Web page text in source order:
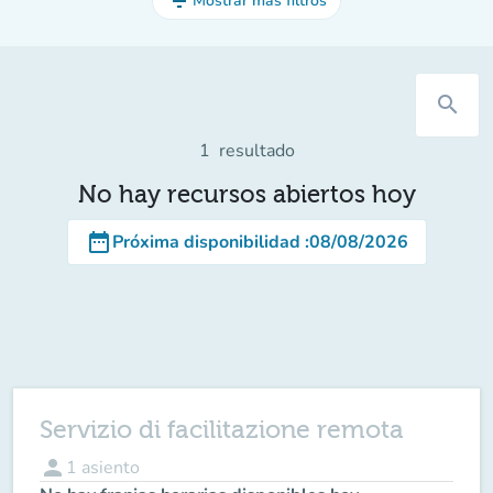
search
1 resultado
No hay recursos abiertos hoy
date_rangePróxima disponibilidad :08/08/2026
Servizio di facilitazione remota
person 1 asiento